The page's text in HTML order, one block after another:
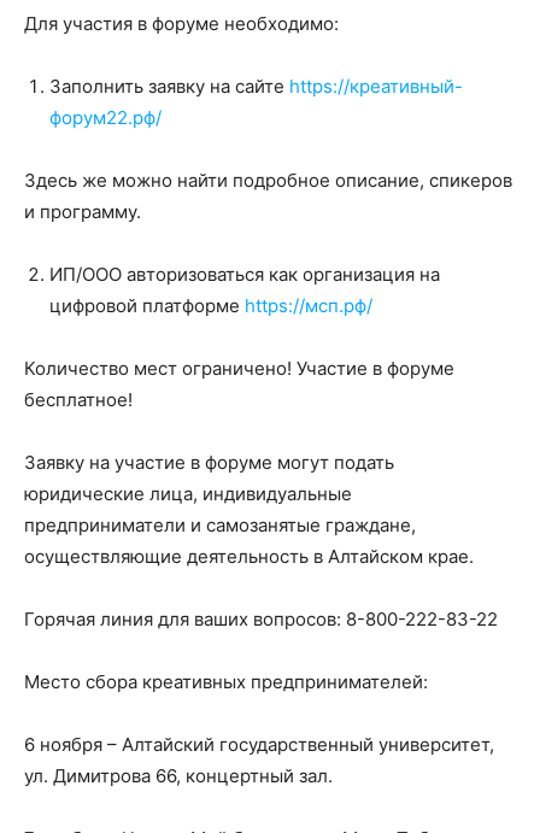
Для участия в форуме необходимо:
Заполнить заявку на сайте https://креативный-
форум22.рф/
Здесь же можно найти подробное описание, спикеров
и программу.
ИП/ООО авторизоваться как организация на
цифровой платформе https://мсп.рф/
Количество мест ограничено! Участие в форуме
бесплатное!
Заявку на участие в форуме могут подать
юридические лица, индивидуальные
предприниматели и самозанятые граждане,
осуществляющие деятельность в Алтайском крае.
Горячая линия для ваших вопросов: 8-800-222-83-22
Место сбора креативных предпринимателей:
6 ноября – Алтайский государственный университет,
ул. Димитрова 66, концертный зал.